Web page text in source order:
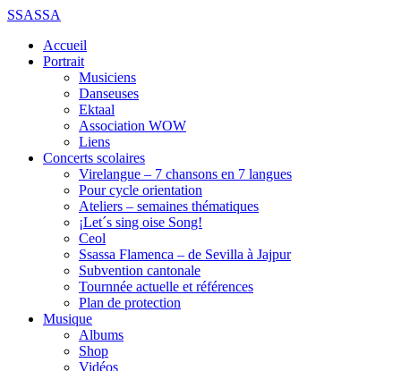
SSASSA
Accueil
Portrait
Musiciens
Danseuses
Ektaal
Association WOW
Liens
Concerts scolaires
Virelangue – 7 chansons en 7 langues
Pour cycle orientation
Ateliers – semaines thématiques
¡Let´s sing oise Song!
Ceol
Ssassa Flamenca – de Sevilla à Jajpur
Subvention cantonale
Tournnée actuelle et références
Plan de protection
Musique
Albums
Shop
Vidéos